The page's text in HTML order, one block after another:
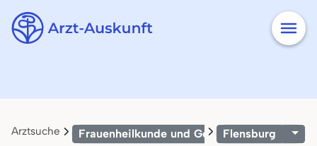
Arztsuche Frauenheilkunde und Geburtshilfe
Flensburg